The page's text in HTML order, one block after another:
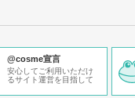
@cosme宣言
安心してご利用いただけ
るサイト運営を目指して